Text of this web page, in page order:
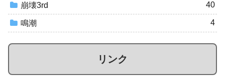
崩壊3rd 40
鳴潮 4
リンク